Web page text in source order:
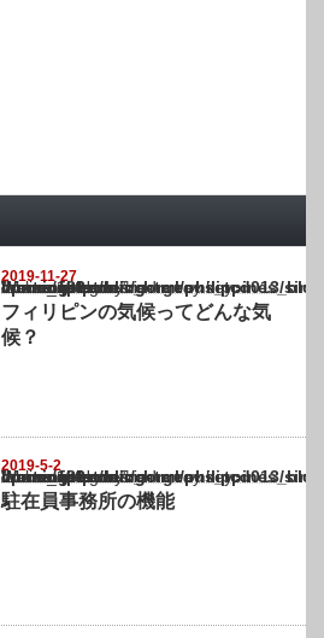
2019-11-27
Warning
: Undefined array key "show_category" in
/home/netst/kuno-cpa.co.jp/public_html/philippines_blog/wp-content/themes/
on line183
フィリピンの気候ってどんな気
候？
2019-5-2
Warning
: Undefined array key "show_category" in
/home/netst/kuno-cpa.co.jp/public_html/philippines_blog/wp-content/themes/
on line183
駐在員事務所の機能